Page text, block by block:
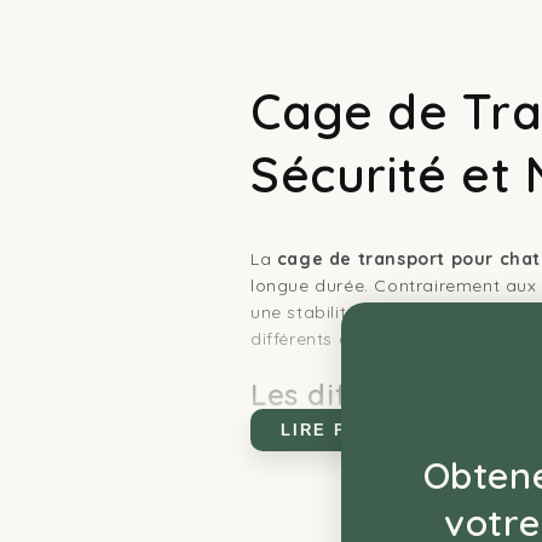
Cage de
Sécurité et
La cage de transport pour chat
longue durée. Contrairement
une stabilité maximale à
différents gabarits félins,
Les différents
Le choix d'un contenant rigide
Cage standard et XXL :
collection cage de
LIRE PLUS